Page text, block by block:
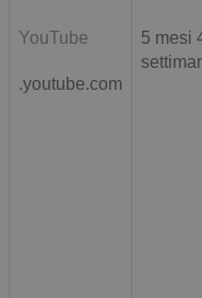
YouTube
.youtube.com
5 mesi